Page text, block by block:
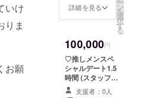
いけ
りま
お願
TwitterIDの記載
をお願いしま
す。
た場合、最前チ
他サイズをご希
望の方はご相談
ください) カラー
展開：白 デザイ
ン：後ほど公開
オンラインお話
詳細を見る ン
を
選
択
す
る
100,000円
♡推しメンスペ
シャルデート1.5
時間 (スタッフ同
伴、チェキ3枚撮
支援者：0人